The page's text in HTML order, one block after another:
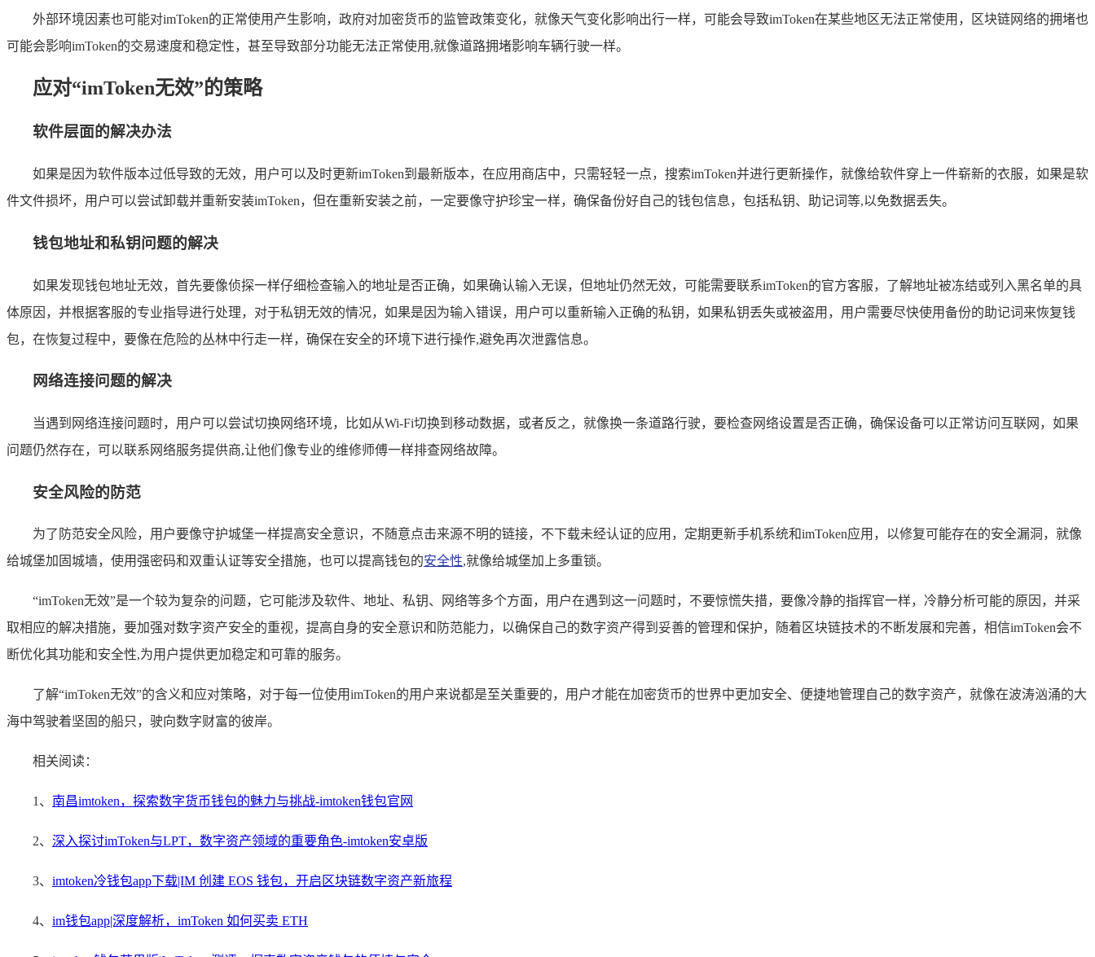
外部环境因素也可能对imToken的正常使用产生影响，政府对加密货币的监管政策变化，就像天气变化影响出行一样，可能会导致imToken在某些地区无法正常使用，区块链网络的拥堵也
可能会影响imToken的交易速度和稳定性，甚至导致部分功能无法正常使用,就像道路拥堵影响车辆行驶一样。
应对“imToken无效”的策略
软件层面的解决办法
如果是因为软件版本过低导致的无效，用户可以及时更新imToken到最新版本，在应用商店中，只需轻轻一点，搜索imToken并进行更新操作，就像给软件穿上一件崭新的衣服，如果是软
件文件损坏，用户可以尝试卸载并重新安装imToken，但在重新安装之前，一定要像守护珍宝一样，确保备份好自己的钱包信息，包括私钥、助记词等,以免数据丢失。
钱包地址和私钥问题的解决
如果发现钱包地址无效，首先要像侦探一样仔细检查输入的地址是否正确，如果确认输入无误，但地址仍然无效，可能需要联系imToken的官方客服，了解地址被冻结或列入黑名单的具
体原因，并根据客服的专业指导进行处理，对于私钥无效的情况，如果是因为输入错误，用户可以重新输入正确的私钥，如果私钥丢失或被盗用，用户需要尽快使用备份的助记词来恢复钱
包，在恢复过程中，要像在危险的丛林中行走一样，确保在安全的环境下进行操作,避免再次泄露信息。
网络连接问题的解决
当遇到网络连接问题时，用户可以尝试切换网络环境，比如从Wi-Fi切换到移动数据，或者反之，就像换一条道路行驶，要检查网络设置是否正确，确保设备可以正常访问互联网，如果
问题仍然存在，可以联系网络服务提供商,让他们像专业的维修师傅一样排查网络故障。
安全风险的防范
为了防范安全风险，用户要像守护城堡一样提高安全意识，不随意点击来源不明的链接，不下载未经认证的应用，定期更新手机系统和imToken应用，以修复可能存在的安全漏洞，就像
给城堡加固城墙，使用强密码和双重认证等安全措施，也可以提高钱包的安全性,就像给城堡加上多重锁。
“imToken无效”是一个较为复杂的问题，它可能涉及软件、地址、私钥、网络等多个方面，用户在遇到这一问题时，不要惊慌失措，要像冷静的指挥官一样，冷静分析可能的原因，并采
取相应的解决措施，要加强对数字资产安全的重视，提高自身的安全意识和防范能力，以确保自己的数字资产得到妥善的管理和保护，随着区块链技术的不断发展和完善，相信imToken会不
断优化其功能和安全性,为用户提供更加稳定和可靠的服务。
了解“imToken无效”的含义和应对策略，对于每一位使用imToken的用户来说都是至关重要的，用户才能在加密货币的世界中更加安全、便捷地管理自己的数字资产，就像在波涛汹涌的大
海中驾驶着坚固的船只，驶向数字财富的彼岸。
相关阅读：
1、 南昌imtoken，探索数字货币钱包的魅力与挑战-imtoken钱包官网
2、 深入探讨imToken与LPT，数字资产领域的重要角色-imtoken安卓版
3、 imtoken冷钱包app下载|IM 创建 EOS 钱包，开启区块链数字资产新旅程
4、 im钱包app|深度解析，imToken 如何买卖 ETH